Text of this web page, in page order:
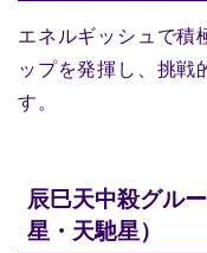
エネルギッシュで積
ップを発揮し、挑戦
す。
辰巳天中殺グル
星・天馳星）